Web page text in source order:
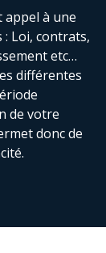
appel à une
: Loi, contrats,
etc…
différentes
de votre
donc de